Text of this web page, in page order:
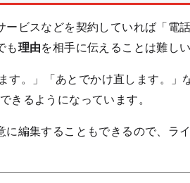
ビスなどを契約していれば「電
も理由を相手に伝えることは難しい
す。」「あとでかけ直します。」
きるようになっています。
編集することもできるので、ラ